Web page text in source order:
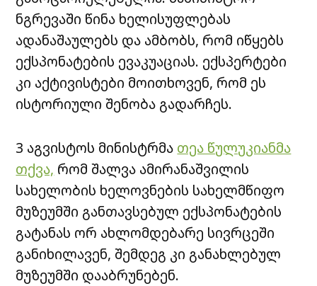
ნგრევაში წინა ხელისუფლებას
ადანაშაულებს და ამბობს, რომ იწყებს
ექსპონატების ევაკუაციას. ექსპერტები
კი აქტივისტები მოითხოვენ, რომ ეს
ისტორიული შენობა გადარჩეს.
3 აგვისტოს მინისტრმა თეა წულუკიანმა
თქვა, რომ შალვა ამირანაშვილის
სახელობის ხელოვნების სახელმწიფო
მუზეუმში განთავსებულ ექსპონატების
გატანას ორ ახლომდებარე სივრცეში
განიხილავენ, შემდეგ კი განახლებულ
მუზეუმში დააბრუნებენ.